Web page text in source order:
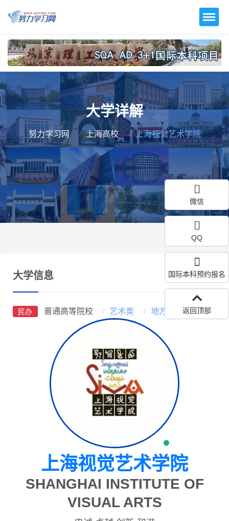
大学详解
努力学习网 上海高校 上海视觉艺术学院
大学信息
民办 普通高等院校 艺术类 地方所属高校
上海视觉艺术学院
SHANGHAI INSTITUTE OF
VISUAL ARTS
微信
QQ
国际本科预约报名
返回顶部